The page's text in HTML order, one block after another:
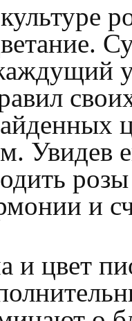
Увидев
и
и цвет